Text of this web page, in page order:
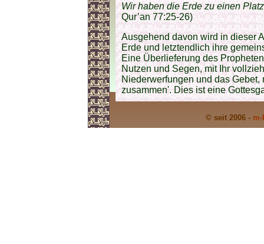
Wir haben die Erde zu einen
Qur’an 77:25-26)
Ausgehend davon wird in dieser
Erde und letztendlich ihre
Eine Überlieferung des
Nutzen und Segen, mit Ihr
Niederwerfungen und das Gebet,
zusammen'. Dies ist eine
© seit 2006 -